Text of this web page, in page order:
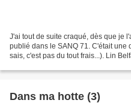
J'ai tout de suite craqué, dès que je
publié dans le SANQ 71. C'était une
sais, c'est pas du tout frais...). Lin
Dans ma hotte (3)